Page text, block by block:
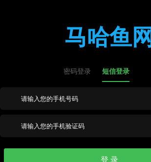
马哈鱼网
密码登录 短信登录
登 录